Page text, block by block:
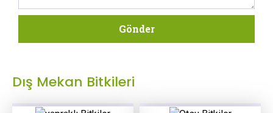
Gönder
Dış Mekan Bitkileri